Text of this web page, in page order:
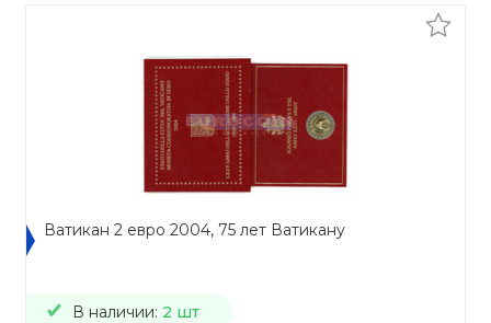
Ватикан 2 евро 2004, 75 лет Ватикану
В наличии: 2 шт